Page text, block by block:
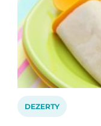
DEZERTY